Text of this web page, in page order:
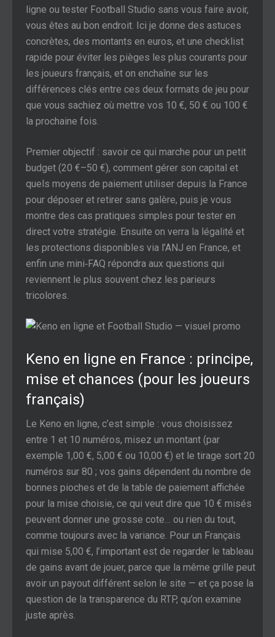
ligne ou tester Football Studio sans vous faire avoir,
vous êtes au bon endroit. Ici je donne des astuces
concrètes, des montants en euros, et une checklist
rapide pour éviter les pièges les plus courants pour
les joueurs français, et on enchaîne sur les
différences clés entre ces deux formats de jeu pour
que vous sachiez où mettre vos 10 €, 50 € ou 100 €
la prochaine fois.
Premier objectif : savoir ce qui marche pour un petit
budget (20 €–50 €), comment gérer son capital et
quels moyens de paiement utiliser depuis la France
pour déposer et retirer sans galère, puis je vous
montre des cas pratiques simples pour tester en
direct votre stratégie. Ensuite on verra la légalité et
les protections disponibles via l’ANJ en France, et
enfin une mini‑FAQ répondra aux questions qui
reviennent le plus souvent chez les parieurs
tricolores.
Keno en ligne en France : principe,
mise et chances (pour les joueurs
français)
Le Keno en ligne, c’est simple : vous choisissez
entre 1 et 10 numéros, misez un montant (par
exemple 1,00 €, 5,00 € ou 10,00 €) et le tirage sort 20
numéros sur 80 ; vos gains dépendent du nombre de
bonnes pioches et de la table de paiement affichée
pour la mise choisie, ce qui veut dire que 10 € misés
peuvent donner une grosse cote… ou rien du tout,
comme toujours avec la variance. Pour un Français
qui mise 5,00 €, l’important est de regarder le tableau
de gains avant de jouer, parce que la même grille peut
avoir un payout différent selon le site — et ça pose la
question de la transparence du RTP, qu’on examine
juste après.